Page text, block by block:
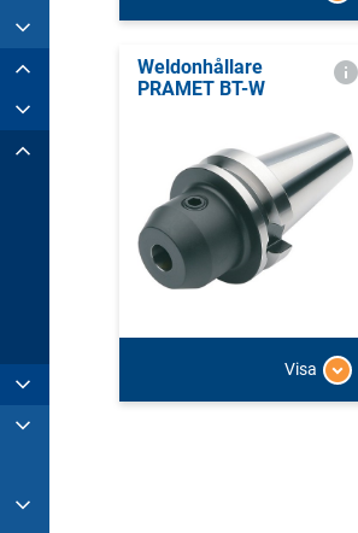
Weldonhållare
PRAMET BT-W
Visa